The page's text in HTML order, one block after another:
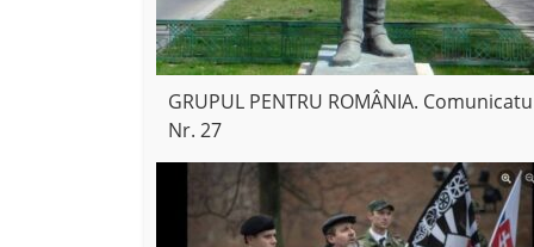
GRUPUL PENTRU ROMÂNIA.
Nr. 27